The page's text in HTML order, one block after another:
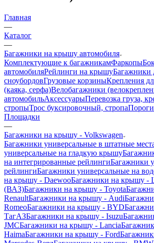
Главная
—
Каталог
—
Багажники на крышу автомобиля
Комплектующие к багажникамФаркопы
автомобиляРейлинги на крышуБагажники
сноубордовГрузовые корзиныКрепления
(каяка, серфа)Велобагажники
автомобильАксессуарыПеревозка груза,
стропыТрос буксировочный, стропа
Площадки
—
Багажники на крышу - Volkswagen
Багажники универсальные в штатные
универсальные на гладкую крышу
на интегрированные рейлингиБагажники
рейлингиБагажники универсальные на
на крышу - DaewooБагажники на крышу -
(ВАЗ)Багажники на крышу - Toyota
RenaultБагажники на крышу - Audi
RomeoБагажники на крышу - BYD
ТагАЗБагажники на крышу - Isuzu
JMCБагажники на крышу - Lancia
HaimaБагажники на крышу - Ford